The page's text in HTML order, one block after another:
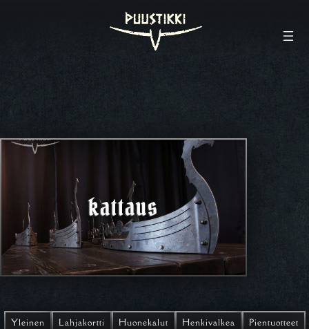
kattaus
Yleinen Lahjakortti Huonekalut Henkivalkea
Pientuotteet